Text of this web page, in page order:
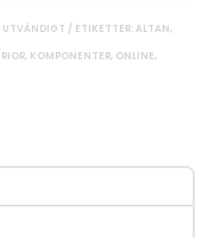
UTVÄNDIGT ETIKETTER:ALTAN,
, KOMPONENTER, ONLINE,